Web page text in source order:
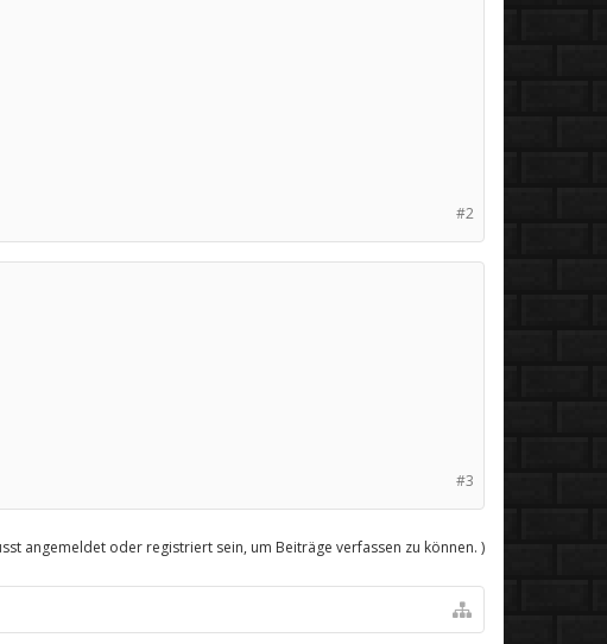
#2
#3
angemeldet oder registriert sein, um Beiträge verfassen zu können. )